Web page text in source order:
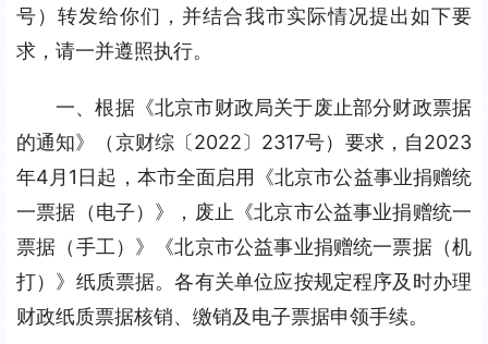
号）转发给你们，并结合我市实际情况提出如下要
求，请一并遵照执行。
一、根据《北京市财政局关于废止部分财政票据
的通知》（京财综〔2022〕2317号）要求，自2023
年4月1日起，本市全面启用《北京市公益事业捐赠统
一票据（电子）》，废止《北京市公益事业捐赠统一
票据（手工）》《北京市公益事业捐赠统一票据（机
打）》纸质票据。各有关单位应按规定程序及时办理
财政纸质票据核销、缴销及电子票据申领手续。